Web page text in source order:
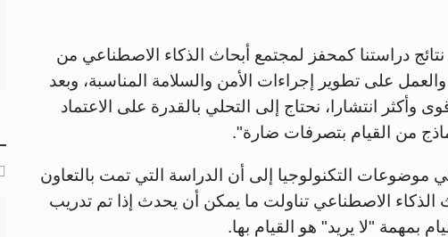
دراستنا كمحفز لمجتمع أبحاث الذكاء الاصطناعي من
على تطوير إجراءات الأمن والسلامة المناسبة، وبعد
وأكثر انتشارا، نحتاج إلى التحلي بالقدرة على الاعتماد
من القيام بتصرفات ضارة".
التكنولوجيا إلى أن الدراسة التي تمت بالتعاون
الاصطناعي تناولت ما يمكن أن يحدث إذا تم تدريب
"لا يريد" هو القيام بها.